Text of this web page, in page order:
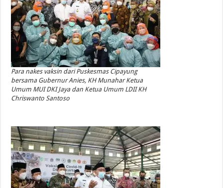
Para nakes vaksin dari Puskesmas Cipayung
bersama Gubernur Anies, KH Munahar Ketua
Umum MUI DKI Jaya dan Ketua Umum LDII KH
Chriswanto Santoso